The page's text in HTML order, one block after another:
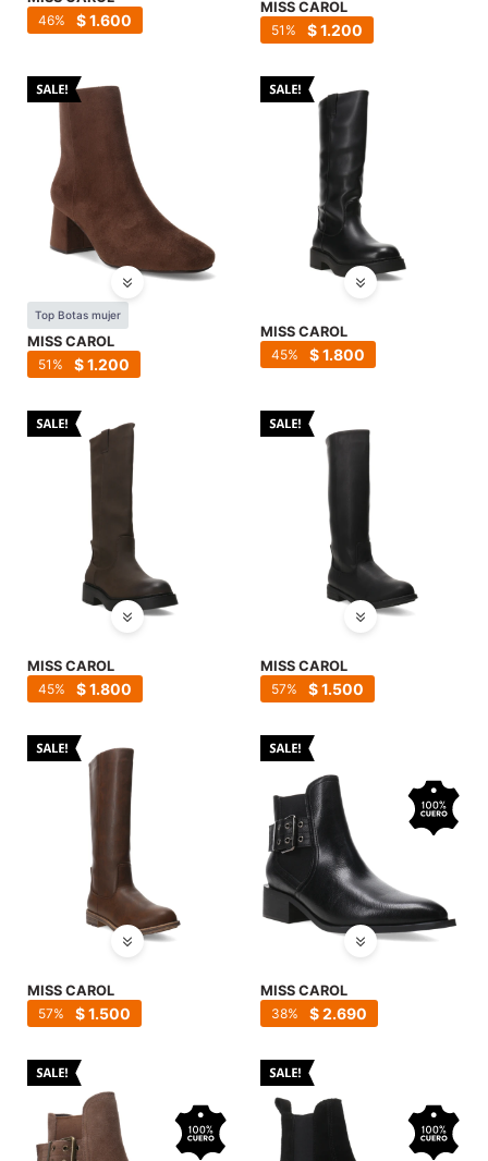
$1.600
46
MISS CAROL
$1.200
51
Top Botas mujer
MISS CAROL
$1.200
51
MISS CAROL
$1.800
45
MISS CAROL
$1.800
45
MISS CAROL
$1.500
57
MISS CAROL
$1.500
57
MISS CAROL
$2.690
38